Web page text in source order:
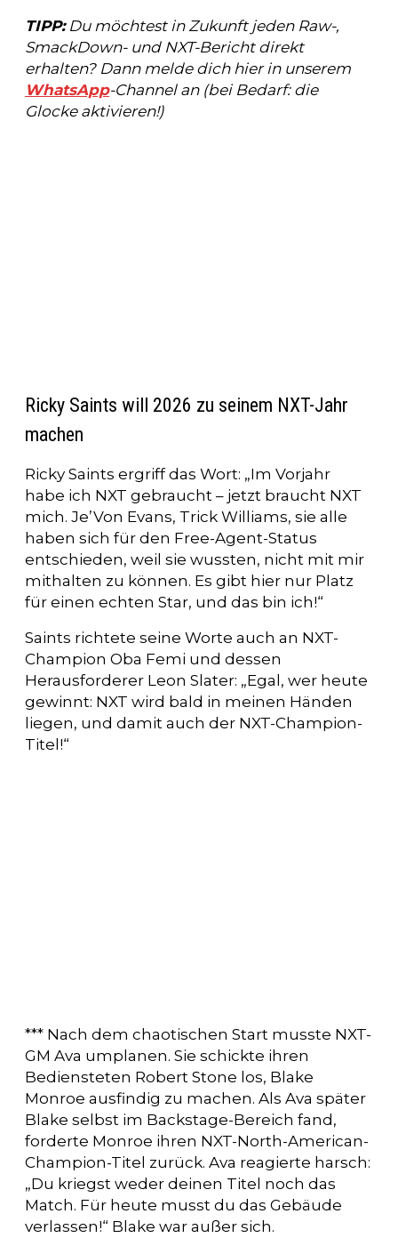
TIPP:Du möchtest in Zukunft jeden Raw-,
SmackDown- und NXT-Bericht direkt
erhalten? Dann melde dich hier in unserem
WhatsApp-Channel an (bei Bedarf: die
Glocke aktivieren!)
Ricky Saints will 2026 zu seinem NXT-Jahr
machen
Ricky Saints ergriff das Wort: „Im Vorjahr
habe ich NXT gebraucht – jetzt braucht NXT
mich. Je’Von Evans, Trick Williams, sie alle
haben sich für den Free-Agent-Status
entschieden, weil sie wussten, nicht mit mir
mithalten zu können. Es gibt hier nur Platz
für einen echten Star, und das bin ich!“
Saints richtete seine Worte auch an NXT-
Champion Oba Femi und dessen
Herausforderer Leon Slater: „Egal, wer heute
gewinnt: NXT wird bald in meinen Händen
liegen, und damit auch der NXT-Champion-
Titel!“
*** Nach dem chaotischen Start musste NXT-
GM Ava umplanen. Sie schickte ihren
Bediensteten Robert Stone los, Blake
Monroe ausfindig zu machen. Als Ava später
Blake selbst im Backstage-Bereich fand,
forderte Monroe ihren NXT-North-American-
Champion-Titel zurück. Ava reagierte harsch:
„Du kriegst weder deinen Titel noch das
Match. Für heute musst du das Gebäude
verlassen!“ Blake war außer sich.